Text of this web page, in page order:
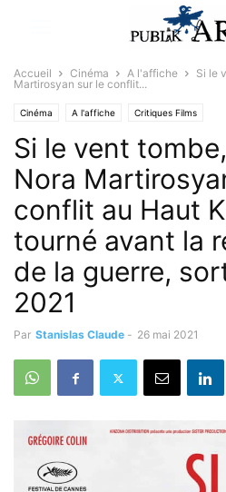
Accueil Cinéma A l'affiche
Si le
Martirosyan sur le conflit...
Cinéma A l'affiche Critiques Films
Si le vent
Nora
conflit au Haut
tourné avant la
de la guerre,
2021
Par Stanislas Claude - 26 mai 2021